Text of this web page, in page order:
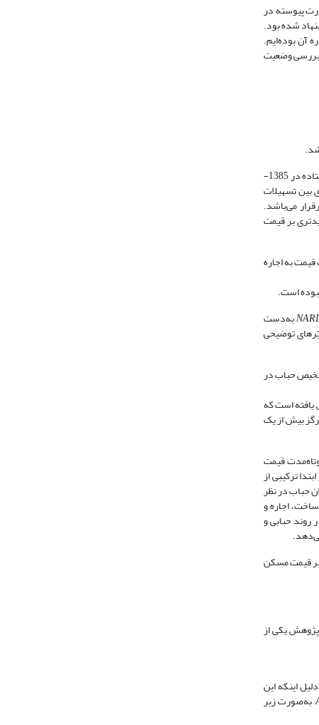
به صورت پیوسته در
شده بود.
ایم.
بررسی وضعیت
ها بر قیمت مسکن با توجه ویژه بر آخرین شوک اتفاق افتاده در 1385-
بین تسهیلات
میباشد.
بر قیمت
به اجاره
است.
بهدست
توضیحی
حباب در
تا دسامبر 2004 متوسط رشد قیمت مسکن 72 درصد معادل 750/113 دلار افزایش یافته است که
یافته در حالی که این نسبت از 1989 تا 2002 هرگز بیش از یک
قیمت
داده است. برای این امر ابتدا ترکیبی از
حباب در نظر
اجاره و
در روند حبابی و
بر قیمت مسکن
این پژوهش یکی از
اینکه این
به‌صورت زیر